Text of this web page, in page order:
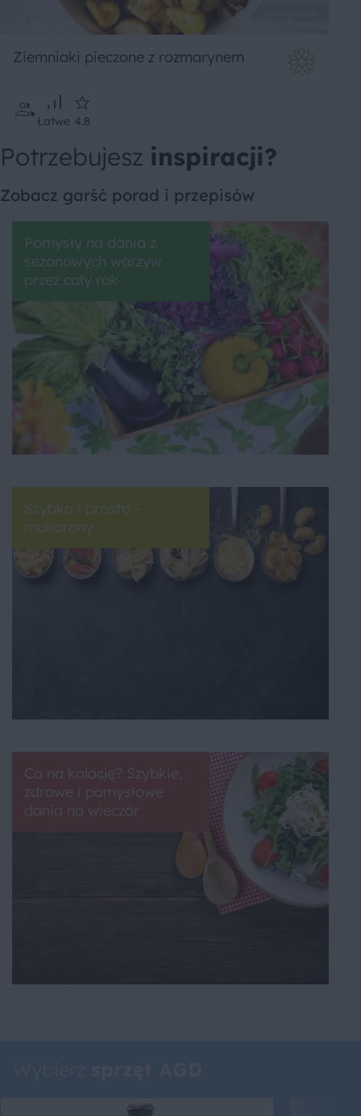
Ziemniaki pieczone z rozmarynem
Łatwe 4.8
Potrzebujesz inspiracji?
Zobacz garść porad i przepisów
Pomysły na dania z
sezonowych warzyw
przez cały rok
Szybko i prosto -
makarony
Co na kolację? Szybkie,
zdrowe i pomysłowe
dania na wieczór